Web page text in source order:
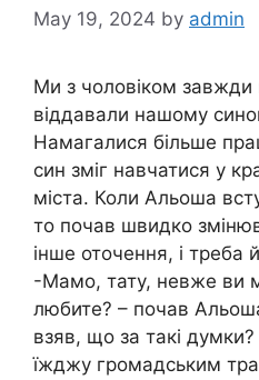
May 19, 2024 by admin
Ми з чоловіком
віддавали нашому
Намагалися більше
син зміг навчатися у
міста. Коли Альоша
то почав швидко
інше оточення, і треба
-Мамо, тату, невже ви
любите? – почав
взяв, що за такі
їжджу громадським